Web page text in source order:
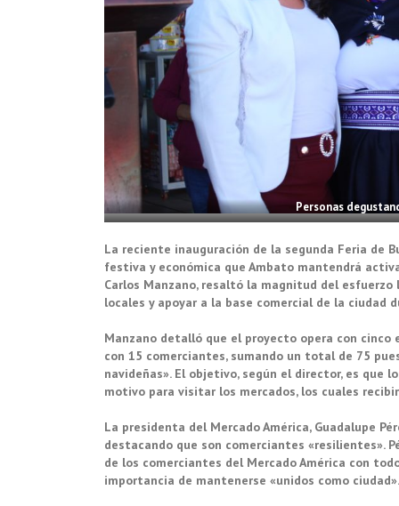
Personas
La reciente inauguración de la segunda Feria de
festiva y económica que Ambato mantendrá
Carlos Manzano, resaltó la magnitud del
locales y apoyar a la base comercial de la ciudad
Manzano detalló que el proyecto opera con
con 15 comerciantes, sumando un total de 75
navideñas». El objetivo, según el director, es que
motivo para visitar los mercados, los cuales
La presidenta del Mercado América, Guadalupe
destacando que son comerciantes «resilientes».
de los comerciantes del Mercado América con
importancia de mantenerse «unidos como ciudad».